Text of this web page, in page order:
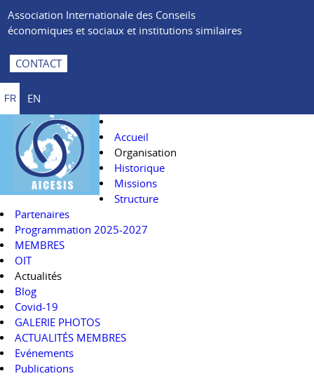
Association Internationale des Conseils
économiques et sociaux et institutions similaires
CONTACT
FR EN
Accueil
Organisation
Historique
Missions
Structure
Partenaires
Programmation 2025-2027
MEMBRES
OIT
Actualités
Blog
Covid-19
GALERIE PHOTOS
ACTUALITÉS MEMBRES
Evénements
Publications